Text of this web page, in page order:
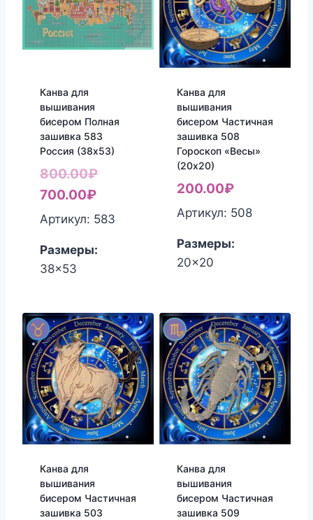
Канва для
вышивания
бисером Полная
зашивка 583
Россия (38х53)
800.00₽Первоначальная
составляла
700.00₽Текущая
цена:
Артикул: 583
Размеры:
38x53
Канва для
вышивания
бисером Частичная
зашивка 508
Гороскоп «Весы»
(20х20)
200.00₽
Артикул: 508
Размеры:
20x20
Канва для
вышивания
бисером Частичная
зашивка 503
Канва для
вышивания
бисером Частичная
зашивка 509